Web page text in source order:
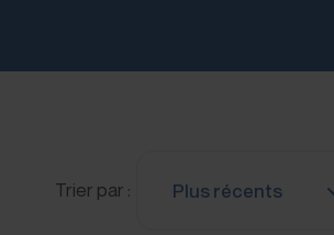
Trier par : Plus récents